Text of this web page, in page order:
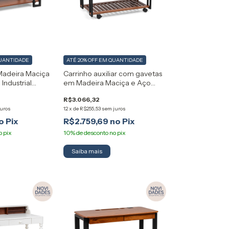
Maciça
Carrinho auxiliar com gavetas
em Madeira Maciça e Aço
R$3.066,32
12x de R$255,53 sem juros
ATÉ 20% OFF EM QUANTIDADE
R$2.759,69
Saiba mais